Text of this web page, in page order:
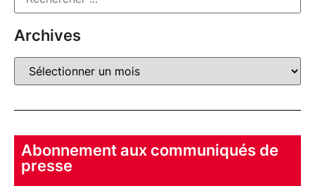
Archives
Abonnement aux communiqués de
presse